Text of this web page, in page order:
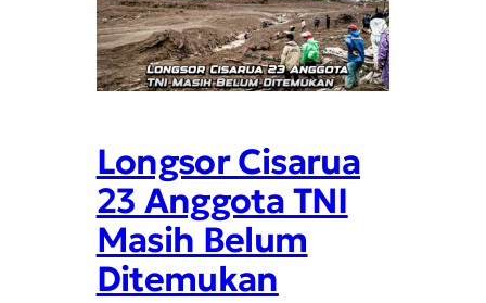
Longsor Cisarua
23 Anggota TNI
Masih Belum
Ditemukan